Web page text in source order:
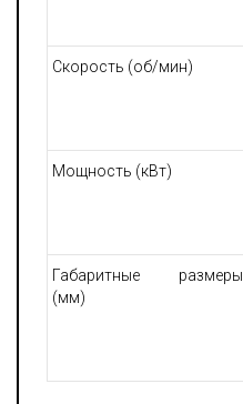
Скорость (об/мин)
Мощность (кВт)
Габаритные размеры
(мм)